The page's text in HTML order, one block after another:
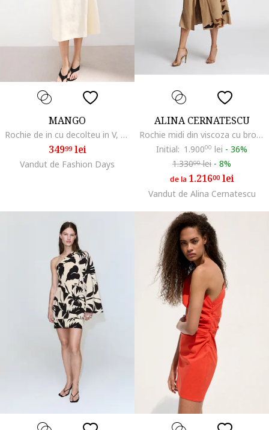
MANGO
Rochie de in cu decolteu in V, Bej deschis
34999lei
Vandut de Fashion Days
ALINA CERNATESCU
Rochie midi din viscoza cu broderii Argus, Bej
Initial: 1.90000 lei - 36%
1.33000lei - 8%
de la 1.21600lei
Vandut de Alina Cernatescu